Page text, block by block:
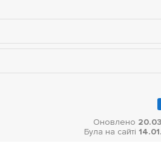
Оновлено
Була на сайті